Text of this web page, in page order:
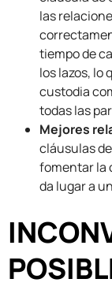
las
tiempo de
los lazos, lo
custodia
todas las
Mejores
cláusulas
fomentar la
da lugar a